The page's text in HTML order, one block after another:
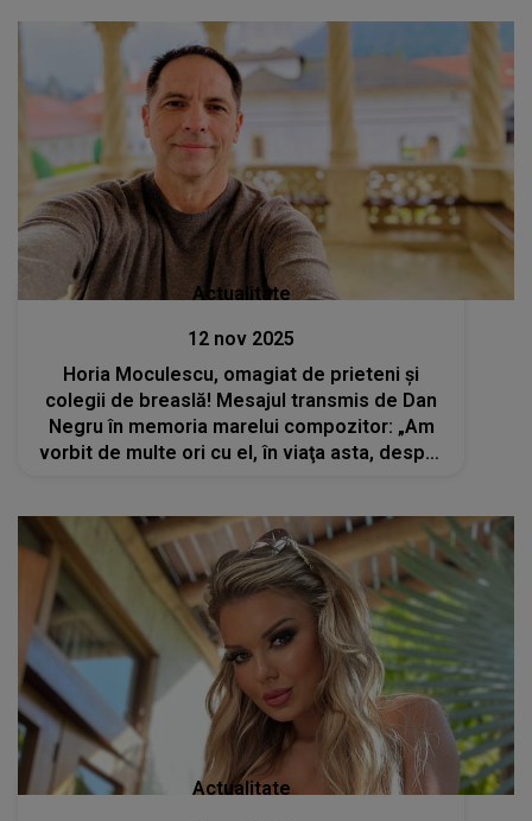
Actualitate
12 nov 2025
Horia Moculescu, omagiat de prieteni și
colegii de breaslă! Mesajul transmis de Dan
Negru în memoria marelui compozitor: „Am
vorbit de multe ori cu el, în viaţa asta, despre
Actualitate